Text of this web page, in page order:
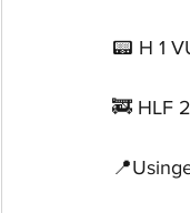
📟 H 1
🚒 HLF